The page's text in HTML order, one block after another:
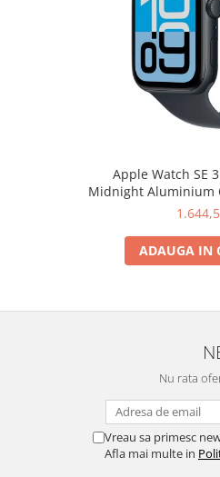
Servere & Componente
Servere
Retelistica & Supraveghere
Multifunctionale
Apple Watch SE
Midnight Aluminium
Sport
ADAUGA IN
Nu rata
Vreau sa primesc
Afla mai multe in